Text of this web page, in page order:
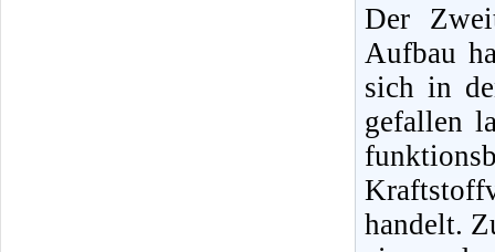
Der
Aufbau
sich in
gefallen
handelt.